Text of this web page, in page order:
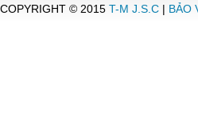
COPYRIGHT © 2015 T-M J.S.C | BẢO